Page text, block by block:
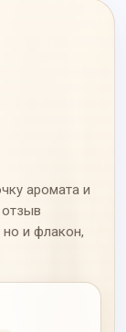
аромата и
отзыв
но и флакон,